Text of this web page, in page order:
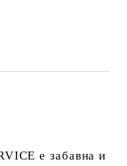
е забавна и